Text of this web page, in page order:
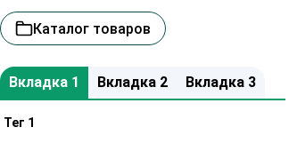
Каталог товаров
Вкладка 1 Вкладка 2 Вкладка 3
Тег 1